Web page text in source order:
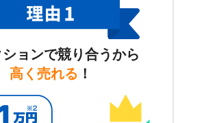
ョンで競り合うから
高く売れる ！